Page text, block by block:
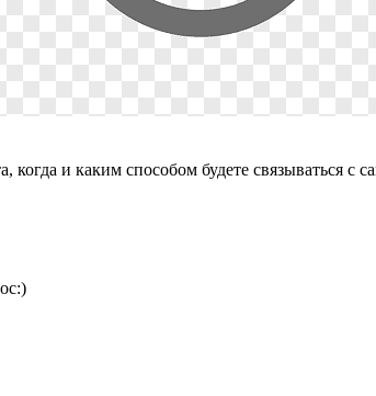
и каким способом будете связываться с